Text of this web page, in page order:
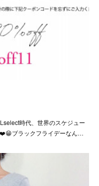
時代、世界のスケジュー
ブラックフライデーなん…